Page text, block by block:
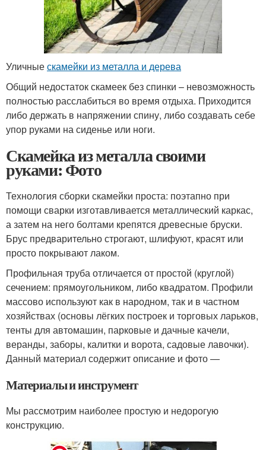
Уличныескамейки из металла и дерева
Общий недостаток скамеек без спинки – невозможность
полностью расслабиться во время отдыха. Приходится
либо держать в напряжении спину, либо создавать себе
упор руками на сиденье или ноги.
Скамейка из металла своими
руками: Фото
Технология сборки скамейки проста: поэтапно при
помощи сварки изготавливается металлический каркас,
а затем на него болтами крепятся древесные бруски.
Брус предварительно строгают, шлифуют, красят или
просто покрывают лаком.
Профильная труба отличается от простой (круглой)
сечением: прямоугольником, либо квадратом. Профили
массово используют как в народном, так и в частном
хозяйствах (основы лёгких построек и торговых ларьков,
тенты для автомашин, парковые и дачные качели,
веранды, заборы, калитки и ворота, садовые лавочки).
Данный материал содержит описание и фото —
Материалы и инструмент
Мы рассмотрим наиболее простую и недорогую
конструкцию.